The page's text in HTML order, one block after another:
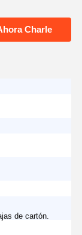
Charle
de cartón.